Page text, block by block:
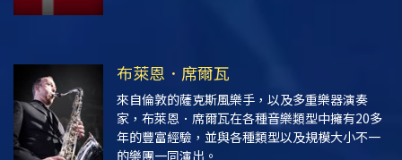
布萊恩．席爾瓦
來自倫敦的薩克斯風樂手，以及多重樂器演奏
家，布萊恩．席爾瓦在各種音樂類型中擁有20多
年的豐富經驗，並與各種類型以及規模大小不一
的樂團一同演出。